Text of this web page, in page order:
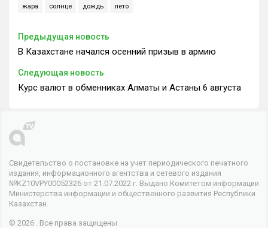
жара солнце дождь лето
Предыдущая новость
В Казахстане начался осенний призыв в армию
Следующая новость
Курс валют в обменниках Алматы и Астаны 6 августа
Свидетельство о постановке на учет периодического печатного
издания, информационного агентства и сетевого издания
№KZ10VPY00052326 от 21.07.2022 г. Выдано Комитетом информации
Министерства информации и общественного развития Республики
Казахстан.
© 2026 . Все права защищены